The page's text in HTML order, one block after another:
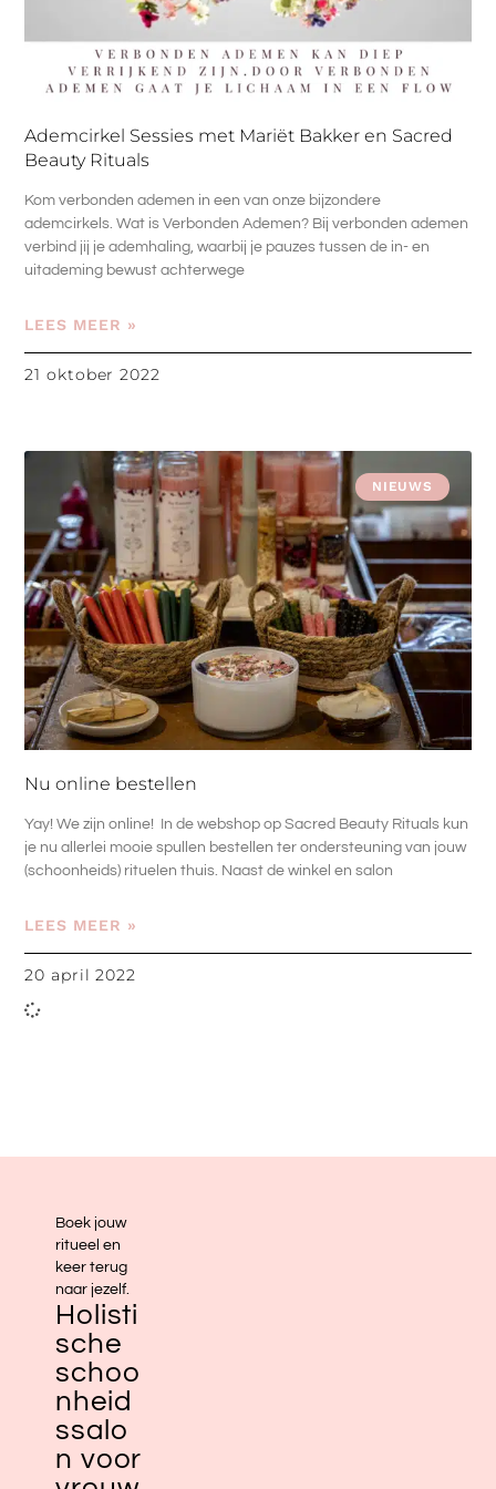
Ademcirkel Sessies met Mariët Bakker en Sacred
Beauty Rituals
Kom verbonden ademen in een van onze bijzondere
ademcirkels. Wat is Verbonden Ademen? Bij verbonden ademen
verbind jij je ademhaling, waarbij je pauzes tussen de in- en
uitademing bewust achterwege
LEES MEER »
21 oktober 2022
NIEUWS
Nu online bestellen
Yay! We zijn online! In de webshop op Sacred Beauty Rituals kun
je nu allerlei mooie spullen bestellen ter ondersteuning van jouw
(schoonheids) rituelen thuis. Naast de winkel en salon
LEES MEER »
20 april 2022
Boek jouw
ritueel en
keer terug
naar jezelf.
Holisti
sche
schoo
nheid
ssalo
n voor